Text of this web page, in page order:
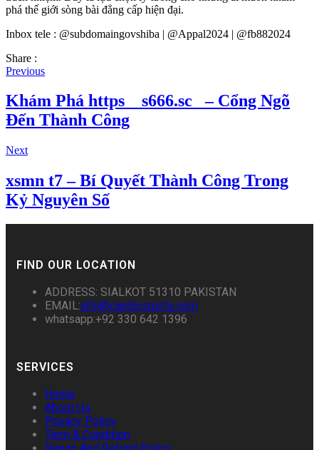
phá thế giới sòng bài đẳng cấp hiện đại.
Inbox tele : @subdomaingovshiba | @Appal2024 | @fb882024
Share :
Previous
Khám Phá https__s666.sc_ – Cổng Ngõ
Đến Thành Công
Next
xsmn t7 – Bí Quyết Thành Công Trong
Kỷ Nguyên Số
FIND OUR LOCATION
ADDRESS: SIALKOT 51310 PAKISTAN
EMAIL:info@candicsports.com
whatsapp:+92 330 642 1396
SERVICES
Home
About Us
Privacy Policy
Term & Condition